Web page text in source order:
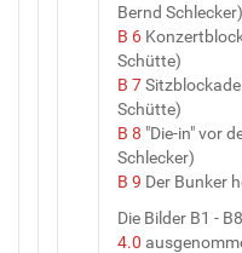
Bernd Schlecker)
B 6
Schütte)
B 7
Schütte)
B 8 "Die-in" vor
Schlecker)
B 9 Der Bunker
Die Bilder B1 -
4.0